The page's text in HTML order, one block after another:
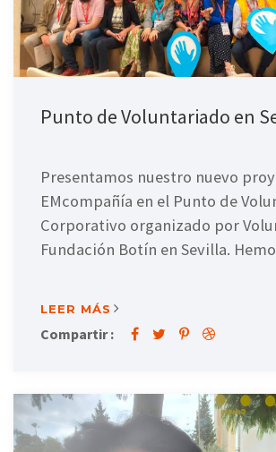
Punto de Voluntariado en
Presentamos nuestro nuevo
EMcompañía en el Punto de
Corporativo organizado por
Fundación Botín en Sevilla.
LEER MÁS
Compartir :